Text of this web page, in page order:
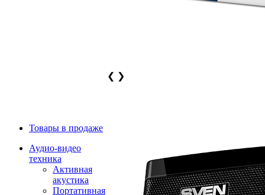
Товары в продаже
Аудио-видео
техника
Активная
акустика
Портативная
❮ ❯